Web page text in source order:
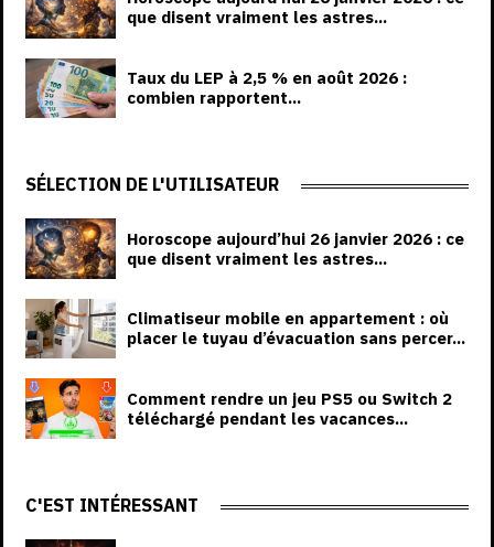
que disent vraiment les astres...
Taux du LEP à 2,5 % en août 2026 :
combien rapportent...
SÉLECTION DE L'UTILISATEUR
Horoscope aujourd’hui 26 janvier 2026 : ce
que disent vraiment les astres...
Climatiseur mobile en appartement : où
placer le tuyau d’évacuation sans percer...
Comment rendre un jeu PS5 ou Switch 2
téléchargé pendant les vacances...
C'EST INTÉRESSANT